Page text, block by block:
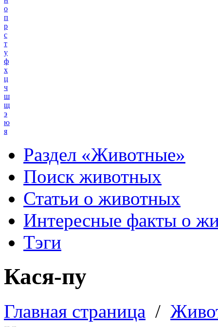
о
п
р
с
т
у
ф
х
ц
ч
ш
щ
э
ю
я
Раздел «Животные»
Поиск животных
Статьи о животных
Интересные факты о
Тэги
Кася-пу
Главная страница /